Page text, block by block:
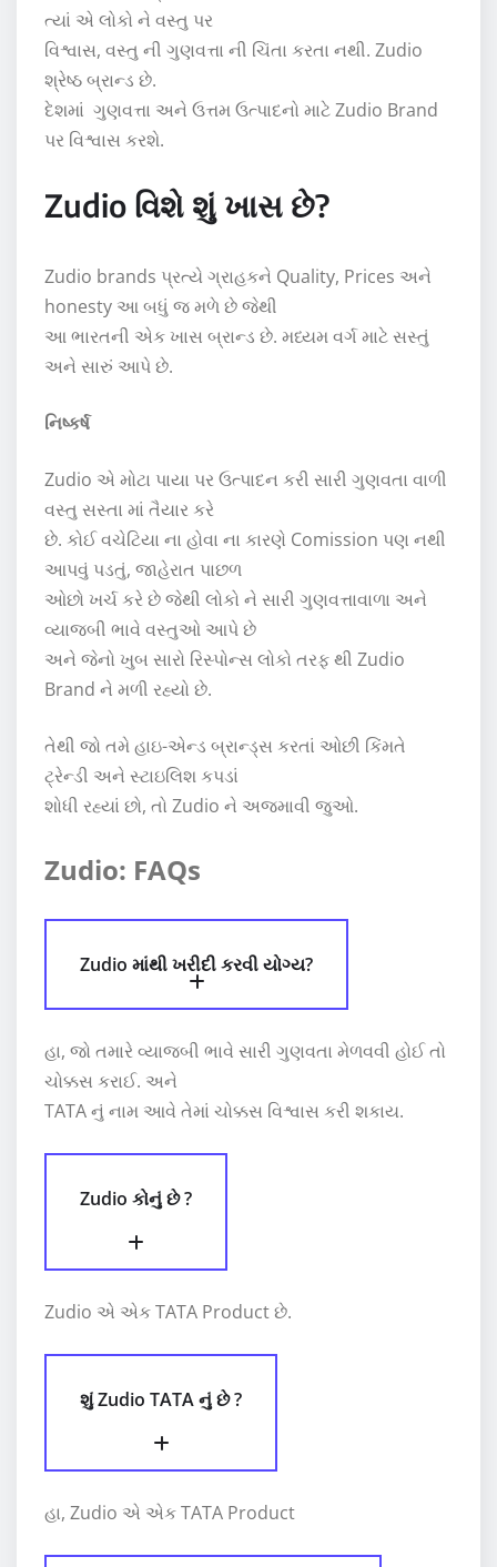
ત્યાં એ લોકો ને વસ્તુ પર
વિશ્વાસ, વસ્તુ ની ગુણવત્તા ની ચિંતા કરતા નથી. Zudio
શ્રેષ્ઠ બ્રાન્ડ છે.
દેશમાં ગુણવત્તા અને ઉત્તમ ઉત્પાદનો માટે Zudio Brand
પર વિશ્વાસ કરશે.
Zudio વિશે શું ખાસ છે?
Zudio brands પ્રત્યે ગ્રાહકને Quality, Prices અને
honesty આ બધું જ મળે છે જેથી
આ ભારતની એક ખાસ બ્રાન્ડ છે. મધ્યમ વર્ગ માટે સસ્તું
અને સારું આપે છે.
નિષ્કર્ષ
Zudio એ મોટા પાયા પર ઉત્પાદન કરી સારી ગુણવતા વાળી
વસ્તુ સસ્તા માં તૈયાર કરે
છે. કોઈ વચેટિયા ના હોવા ના કારણે Comission પણ નથી
આપવું પડતું, જાહેરાત પાછળ
ઓછો ખર્ચ કરે છે જેથી લોકો ને સારી ગુણવત્તાવાળા અને
વ્યાજબી ભાવે વસ્તુઓ આપે છે
અને જેનો ખુબ સારો રિસ્પોન્સ લોકો તરફ થી Zudio
Brand ને મળી રહ્યો છે.
તેથી જો તમે હાઇ-એન્ડ બ્રાન્ડ્સ કરતાં ઓછી કિંમતે
ટ્રેન્ડી અને સ્ટાઇલિશ કપડાં
શોધી રહ્યાં છો, તો Zudio ને અજમાવી જુઓ.
Zudio: FAQs
Zudio માંથી ખરીદી કરવી યોગ્ય?
હા, જો તમારે વ્યાજબી ભાવે સારી ગુણવતા મેળવવી હોઈ તો
ચોક્કસ કરાઈ. અને
TATA નું નામ આવે તેમાં ચોક્કસ વિશ્વાસ કરી શકાય.
Zudio કોનું છે ?
Zudio એ એક TATA Product છે.
શું Zudio TATA નું છે ?
હા, Zudio એ એક TATA Product